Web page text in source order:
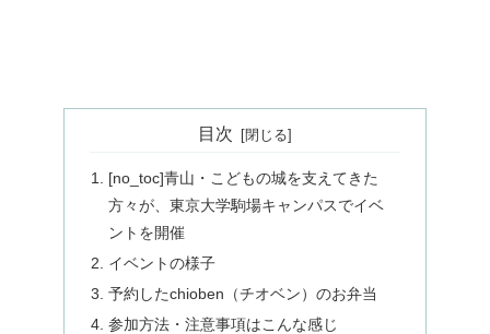
目次
[no_toc]青山・こどもの城を支えてきた
方々が、東京大学駒場キャンパスでイベ
ントを開催
イベントの様子
予約したchioben（チオベン）のお弁当
参加方法・注意事項はこんな感じ